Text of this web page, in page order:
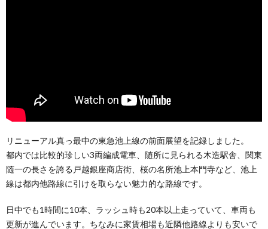
リニューアル真っ最中の東急池上線の前面展望を記録しました。
都内では比較的珍しい3両編成電車、随所に見られる木造駅舎、関東
随一の長さを誇る戸越銀座商店街、桜の名所池上本門寺など、池上
線は都内他路線に引けを取らない魅力的な路線です。
日中でも1時間に10本、ラッシュ時も20本以上走っていて、車両も
更新が進んでいます。ちなみに家賃相場も近隣他路線よりも安いで